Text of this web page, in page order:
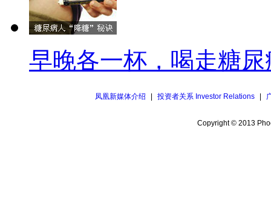
早晚各一杯，喝走糖尿
凤凰新媒体介绍 投资者关系 Investor Relations
Copyright © 2013